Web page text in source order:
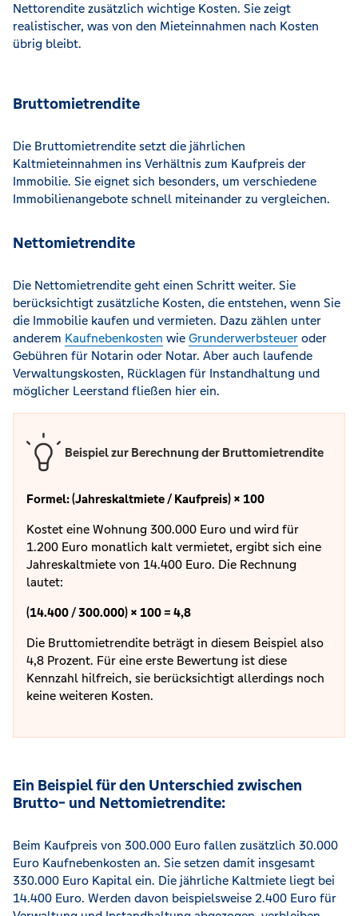
Nettorendite zusätzlich wichtige Kosten. Sie zeigt
realistischer, was von den Mieteinnahmen nach Kosten
übrig bleibt.
Bruttomietrendite
Die Bruttomietrendite setzt die jährlichen
Kaltmieteinnahmen ins Verhältnis zum Kaufpreis der
Immobilie. Sie eignet sich besonders, um verschiedene
Immobilienangebote schnell miteinander zu vergleichen.
Nettomietrendite
Die Nettomietrendite geht einen Schritt weiter. Sie
berücksichtigt zusätzliche Kosten, die entstehen, wenn Sie
die Immobilie kaufen und vermieten. Dazu zählen unter
anderem Kaufnebenkosten wie Grunderwerbsteuer oder
Gebühren für Notarin oder Notar. Aber auch laufende
Verwaltungskosten, Rücklagen für Instandhaltung und
möglicher Leerstand fließen hier ein.
Beispiel zur Berechnung der Bruttomietrendite
Formel: (Jahreskaltmiete / Kaufpreis) × 100
Kostet eine Wohnung 300.000 Euro und wird für
1.200 Euro monatlich kalt vermietet, ergibt sich eine
Jahreskaltmiete von 14.400 Euro. Die Rechnung
lautet:
(14.400 / 300.000) × 100 = 4,8
Die Bruttomietrendite beträgt in diesem Beispiel also
4,8 Prozent. Für eine erste Bewertung ist diese
Kennzahl hilfreich, sie berücksichtigt allerdings noch
keine weiteren Kosten.
Ein Beispiel für den Unterschied zwischen
Brutto- und Nettomietrendite:
Beim Kaufpreis von 300.000 Euro fallen zusätzlich 30.000
Euro Kaufnebenkosten an. Sie setzen damit insgesamt
330.000 Euro Kapital ein. Die jährliche Kaltmiete liegt bei
14.400 Euro. Werden davon beispielsweise 2.400 Euro für